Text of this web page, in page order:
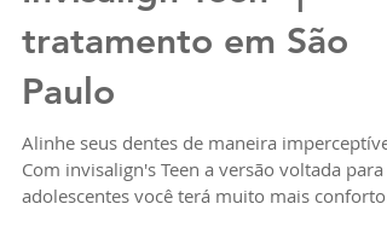
Invisalign Teen* |
tratamento em São
Paulo
Alinhe seus dentes de maneira imperceptível.